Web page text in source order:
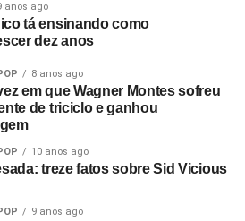
anos ago
tá ensinando como
dez anos
8 anos ago
em que Wagner Montes sofreu
de triciclo e ganhou
10 anos ago
treze fatos sobre Sid Vicious
9 anos ago